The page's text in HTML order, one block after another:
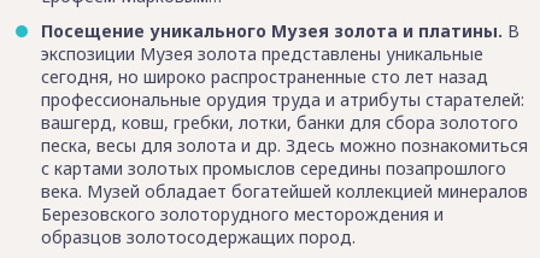
Посещение уникального Музея золота и платины. В
экспозиции Музея золота представлены уникальные
сегодня, но широко распространенные сто лет назад
профессиональные орудия труда и атрибуты старателей:
вашгерд, ковш, гребки, лотки, банки для сбора золотого
песка, весы для золота и др. Здесь можно познакомиться
с картами золотых промыслов середины позапрошлого
века. Музей обладает богатейшей коллекцией минералов
Березовского золоторудного месторождения и
образцов золотосодержащих пород.